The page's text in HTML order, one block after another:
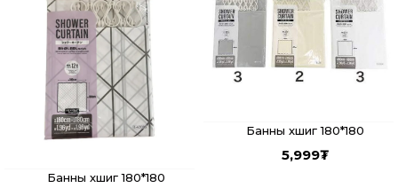
Банны хөшиг 180*180
Банны хөшиг 180*180
5,999₮